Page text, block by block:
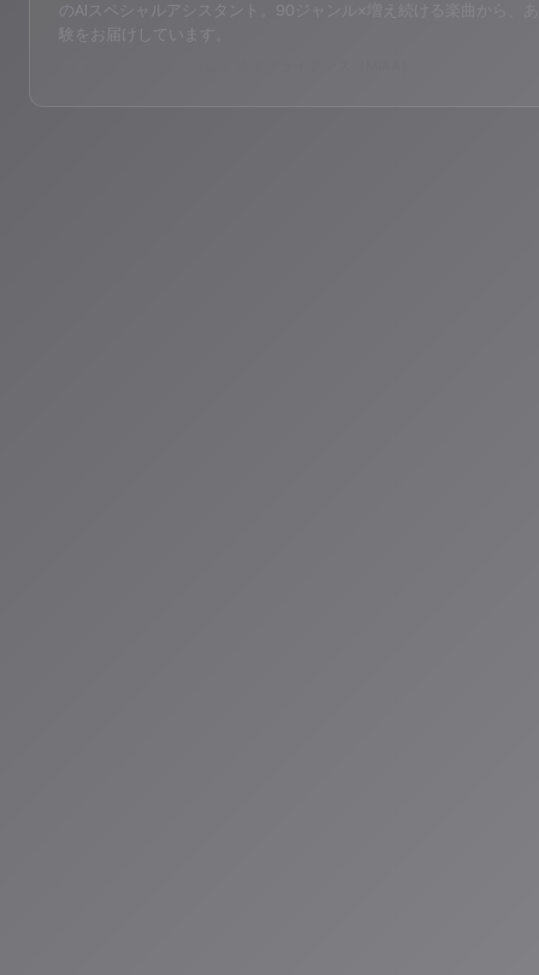
のAIスペシャルアシスタント。90ジャンル×増え続ける楽曲から、
験をお届けしています。